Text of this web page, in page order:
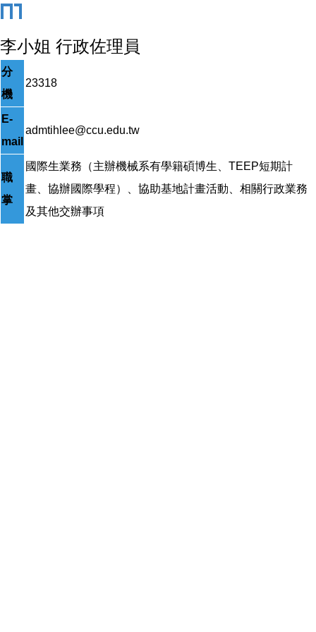
李小姐 行政佐理員
分
機
23318
E-
mail
admtihlee@ccu.edu.tw
職
掌
國際生業務（主辦機械系有學籍碩博生、TEEP短期計
畫、協辦國際學程）、協助基地計畫活動、相關行政業務
及其他交辦事項